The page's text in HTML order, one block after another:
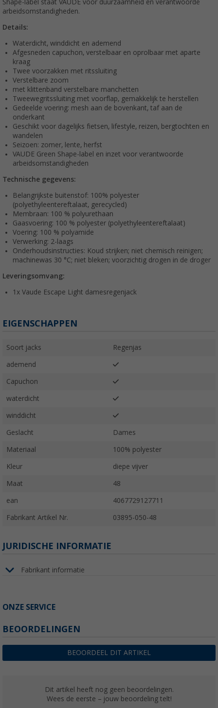
Shape-label staat VAUDE voor duurzaamheid en verantwoorde
arbeidsomstandigheden.
Details:
Waterdicht, winddicht en ademend
Afgesneden capuchon, verstelbaar en oprolbaar met aparte
kraag
Twee voorzakken met ritssluiting
Verstelbare zoom
met klittenband verstelbare manchetten
Tweewegritssluiting met voorflap, gemakkelijk te herstellen
Gedeelde voering: mesh aan de bovenkant, taf aan de
onderkant
Geschikt voor dagelijks fietsen, lifestyle, reizen, bergtochten en
wandelen
Seizoen: zomer, lente, herfst
VAUDE Green Shape-label en inzet voor verantwoorde
arbeidsomstandigheden
Technische gegevens:
Belangrijkste buitenstof: 100% polyester
(polyethyleentereftalaat, gerecycled)
Membraan: 100 % polyurethaan
Gaasvoering: 100 % polyester (polyethyleentereftalaat)
Voering: 100 % polyamide
Verwerking: 2-laags
Onderhoudsinstructies: Koud strijken; niet chemisch reinigen;
machinewas 30 °C; niet bleken; voorzichtig drogen in de droger
Leveringsomvang:
1x Vaude Escape Light damesregenjack
EIGENSCHAPPEN
Soort jacks Regenjas
ademend
Capuchon
waterdicht
winddicht
Geslacht Dames
Materiaal 100% polyester
Kleur diepe vijver
Maat 48
ean 4067729127711
Fabrikant Artikel Nr. 03895-050-48
JURIDISCHE INFORMATIE
Fabrikant informatie
ONZE SERVICE
BEOORDELINGEN
BEOORDEEL DIT ARTIKEL
Dit artikel heeft nog geen beoordelingen.
Wees de eerste – jouw beoordeling telt!